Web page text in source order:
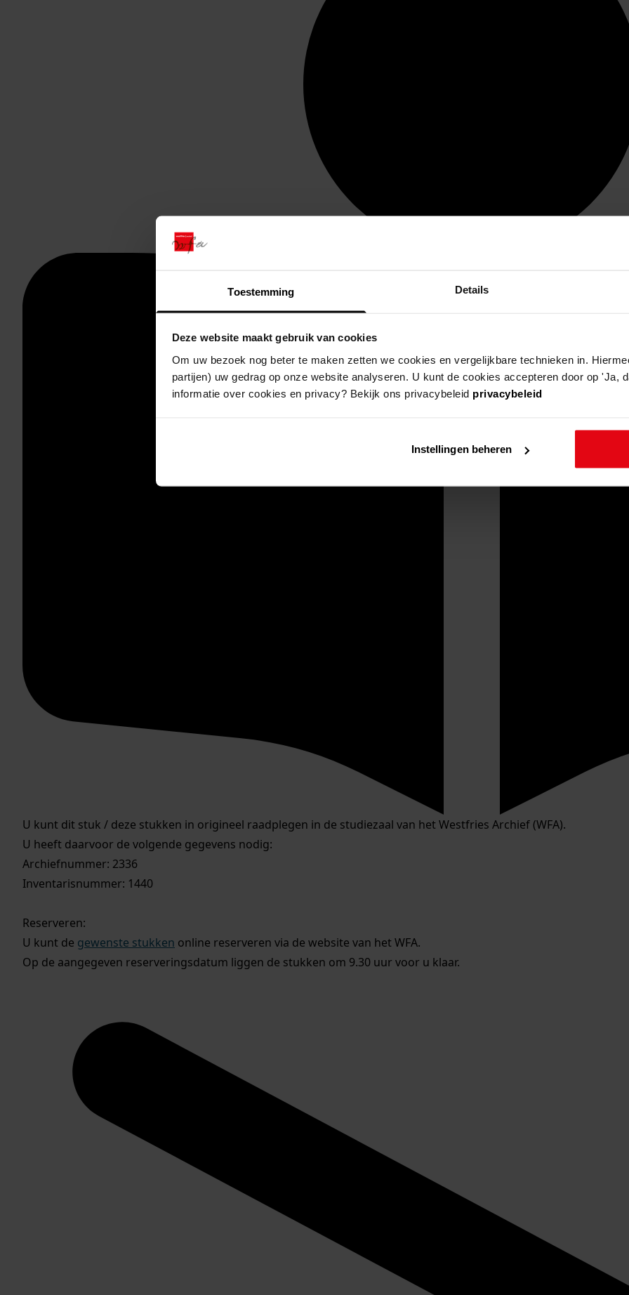
Toestemming Details
Deze website maakt gebruik van cookies
Om uw bezoek nog beter te maken zetten we cookies en vergelijkbare technieken in.
partijen) uw gedrag op onze website analyseren. U kunt de cookies accepteren door op 'Ja,
informatie over cookies en privacy? Bekijk ons privacybeleid privacybeleid
Instellingen beheren
U kunt dit stuk / deze stukken in origineel raadplegen in de studiezaal van het Westfries Archief (WFA).
U heeft daarvoor de volgende gegevens nodig:
Archiefnummer: 2336
Inventarisnummer: 1440
Reserveren:
U kunt de gewenste stukken online reserveren via de website van het WFA.
Op de aangegeven reserveringsdatum liggen de stukken om 9.30 uur voor u klaar.